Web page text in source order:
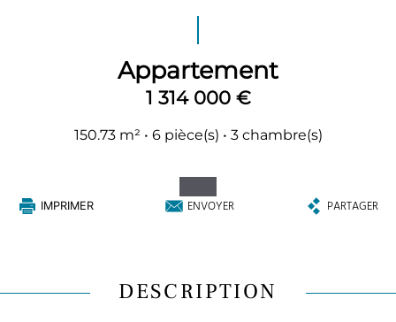
Appartement
1 314 000 €
150.73 m² • 6 pièce(s) • 3 chambre(s)
IMPRIMER ENVOYER PARTAGER
DESCRIPTION